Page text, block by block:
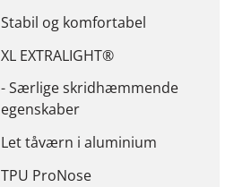
Stabil og komfortabel
XL EXTRALIGHT®
- Særlige skridhæmmende
egenskaber
Let tåværn i aluminium
TPU ProNose